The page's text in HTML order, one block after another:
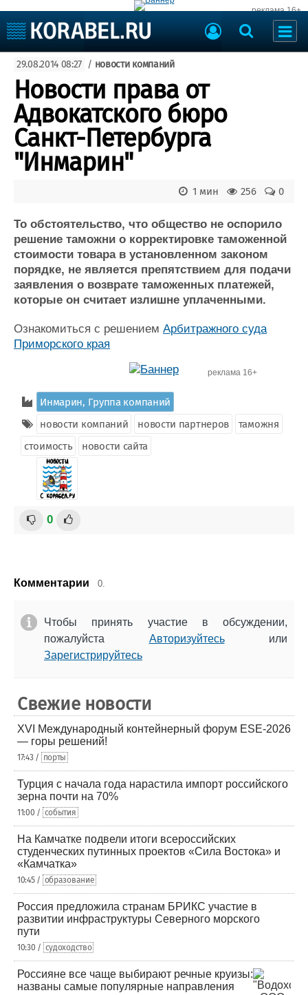
реклама 16+
Судоходство
Судоремонт
События
Пресс-релизы
Порты
Рыболовство
ВМФ
Образование
Яхты и катера
Еще
Пульс
Новости
Компании
Репутация
Работа
Крюинг
Реклама
Доска объявлений
Продажа флота
Оборудование
Изделия
Материалы
Услуги
Выставки и семинары
Личности
Словарь
Флот
Галерея флота
Форум
Отзывы
29.08.2014 08:27 / новости компаний
Новости права от
Адвокатского бюро
Санкт-Петербурга
"Инмарин"
0
256
1 мин
То обстоятельство, что общество не оспорило
решение таможни о корректировке таможенной
стоимости товара в установленном законом
порядке, не является препятствием для подачи
заявления о возврате таможенных платежей,
которые он считает излишне уплаченными.
Ознакомиться с решением Арбитражного суда
Приморского края
реклама 16+
Инмарин, Группа компаний
новости компаний
новости партнеров
таможня
стоимость
новости сайта
0
Комментарии 0.
Чтобы принять участие в обсуждении,
пожалуйста Авторизуйтесьили
Зарегистрируйтесь
Свежие новости
XVI Международный контейнерный форум ESE-2026
— горы решений!
17:43 / порты
Турция с начала года нарастила импорт российского
зерна почти на 70%
11:00 / события
На Камчатке подвели итоги всероссийских
студенческих путинных проектов «Сила Востока» и
«Камчатка»
10:45 / образование
Россия предложила странам БРИКС участие в
развитии инфраструктуры Северного морского
пути
10:30 / судоходство
Россияне все чаще выбирают речные круизы:
названы самые популярные направления